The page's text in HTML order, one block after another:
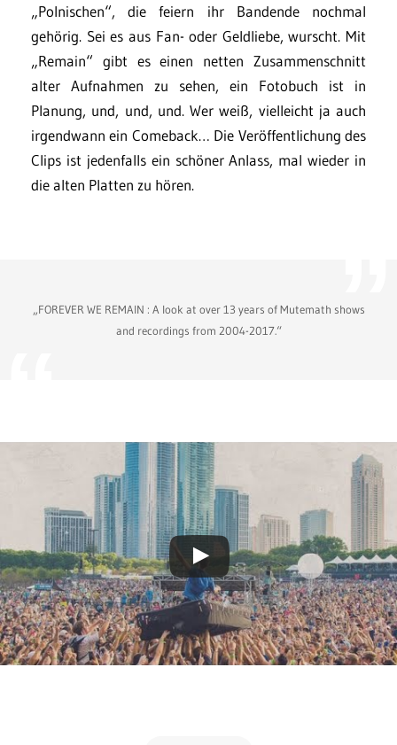
„Polnischen“, die feiern ihr Bandende nochmal
gehörig. Sei es aus Fan- oder Geldliebe, wurscht. Mit
„Remain“ gibt es einen netten Zusammenschnitt
alter Aufnahmen zu sehen, ein Fotobuch ist in
Planung, und, und, und. Wer weiß, vielleicht ja auch
irgendwann ein Comeback… Die Veröffentlichung des
Clips ist jedenfalls ein schöner Anlass, mal wieder in
die alten Platten zu hören.
„FOREVER WE REMAIN : A look at over 13 years of Mutemath shows
and recordings from 2004-2017.“